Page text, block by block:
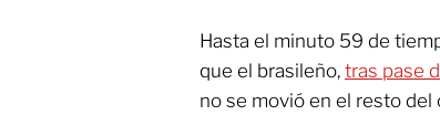
Hasta el minuto 59 de
que el brasileño, tras pase
no se movió en el resto del